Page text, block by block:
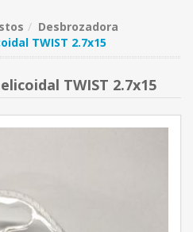
Desbrozadora
TWIST 2.7x15
TWIST 2.7x15